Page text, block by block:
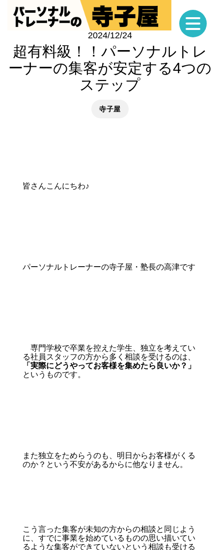
2024/12/24
超有料級！！パーソナルトレ
ーナーの集客が安定する4つの
ステップ
寺子屋
皆さんこんにちわ♪
パーソナルトレーナーの寺子屋・塾長の高津です
専門学校で卒業を控えた学生、独立を考えてい
る社員スタッフの方から多く相談を受けるのは、
「実際にどうやってお客様を集めたら良いか？」
というものです。
また独立をためらうのも、明日からお客様がくる
のか？という不安があるからに他なりません。
こう言った集客が未知の方からの相談と同じよう
に、すでに事業を始めているものの思い描いてい
るような集客ができていないという相談も受ける